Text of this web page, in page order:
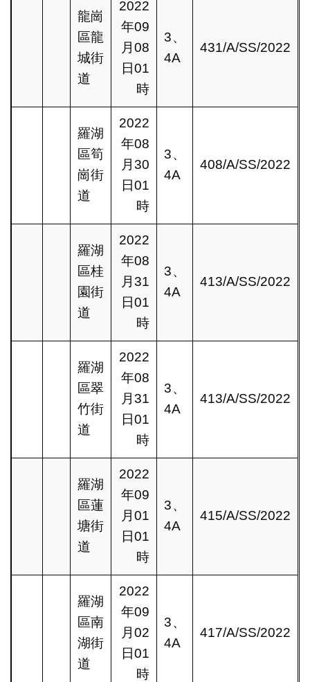
龍崗
區龍
城街
道
2022
年09
月08
日01
時
3、
4A
431/A/SS/2022
羅湖
區筍
崗街
道
2022
年08
月30
日01
時
3、
4A
408/A/SS/2022
羅湖
區桂
園街
道
2022
年08
月31
日01
時
3、
4A
413/A/SS/2022
羅湖
區翠
竹街
道
2022
年08
月31
日01
時
3、
4A
413/A/SS/2022
羅湖
區蓮
塘街
道
2022
年09
月01
日01
時
3、
4A
415/A/SS/2022
羅湖
區南
湖街
道
2022
年09
月02
日01
時
3、
4A
417/A/SS/2022